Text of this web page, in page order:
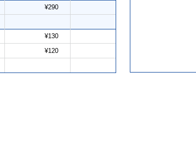
¥290
¥130
¥120